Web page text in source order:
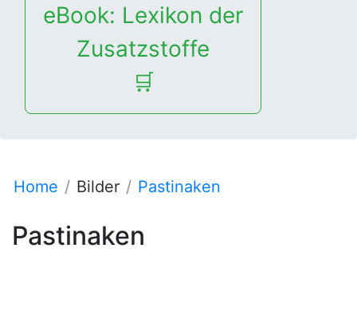
eBook: Lexikon der
Zusatzstoffe
🛒
Home Bilder Pastinaken
Pastinaken